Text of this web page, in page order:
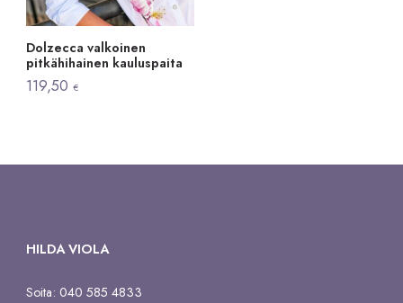
Dolzecca valkoinen
pitkähihainen kauluspaita
119,50€
HILDA VIOLA
Soita: 040 585 4833